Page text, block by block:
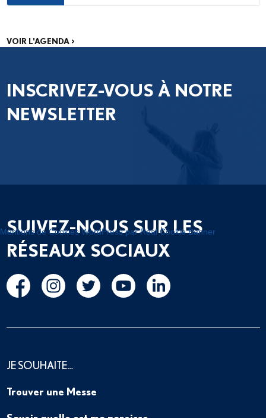
Les délégués des neuf diocèses d’Île-de-
France se réuniront pour un premier temps de
VOIR L'AGENDA >
INSCRIVEZ-VOUS À NOTRE
NEWSLETTER
SUIVEZ-NOUS SUR LES
RÉSEAUX SOCIAUX
JE SOUHAITE…
Trouver une Messe
Mentions de Cookies WordPress par Real Cookie Banner